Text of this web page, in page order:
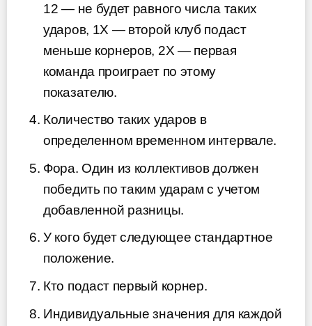
12 — не будет равного числа таких
ударов, 1Х — второй клуб подаст
меньше корнеров, 2Х — первая
команда проиграет по этому
показателю.
Количество таких ударов в
определенном временном интервале.
Фора. Один из коллективов должен
победить по таким ударам с учетом
добавленной разницы.
У кого будет следующее стандартное
положение.
Кто подаст первый корнер.
Индивидуальные значения для каждой